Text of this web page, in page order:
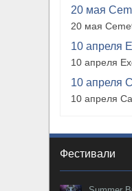
20 мая
20 мая
10 апреля
10 апреля
10 апреля
10 апреля
Фестивали